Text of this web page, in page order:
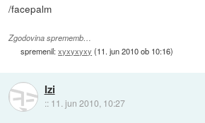
/facepalm
Zgodovina sprememb…
spremenil:xyxyxyxy (11. jun 2010 ob 10:16)
Izi
:: 11. jun 2010, 10:27